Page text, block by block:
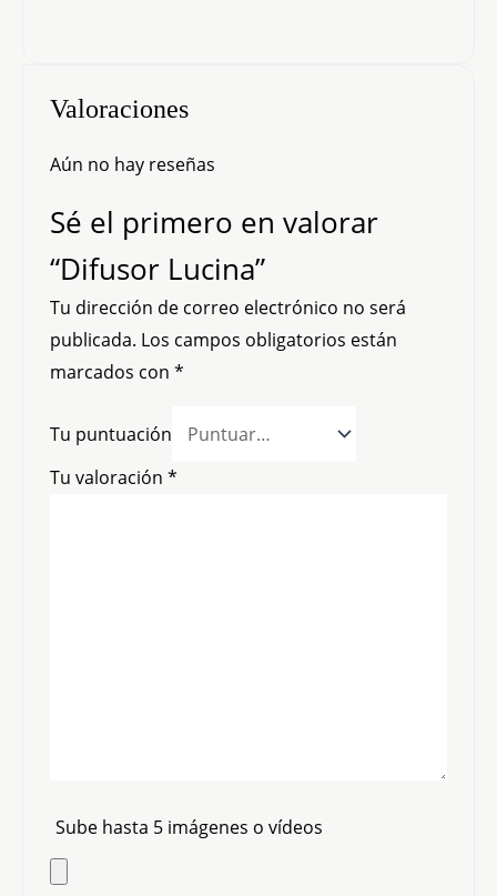
Valoraciones
Aún no hay reseñas
Sé el primero en valorar
“Difusor Lucina”
Tu dirección de correo electrónico no será
publicada. Los campos obligatorios están
marcados con *
Tu puntuación
Tu valoración *
Sube hasta 5 imágenes o vídeos